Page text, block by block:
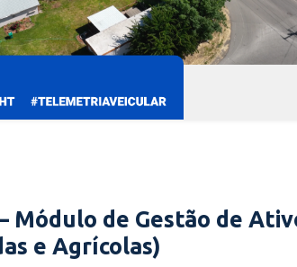
Módulo de Gestão de
e Agrícolas)